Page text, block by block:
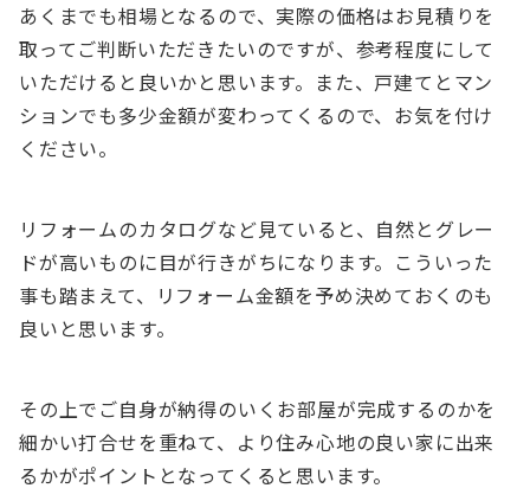
あくまでも相場となるので、実際の価格はお見積りを
取ってご判断いただきたいのですが、参考程度にして
いただけると良いかと思います。また、戸建てとマン
ションでも多少金額が変わってくるので、お気を付け
ください。
リフォームのカタログなど見ていると、自然とグレー
ドが高いものに目が行きがちになります。こういった
事も踏まえて、リフォーム金額を予め決めておくのも
良いと思います。
その上でご自身が納得のいくお部屋が完成するのかを
細かい打合せを重ねて、より住み心地の良い家に出来
るかがポイントとなってくると思います。